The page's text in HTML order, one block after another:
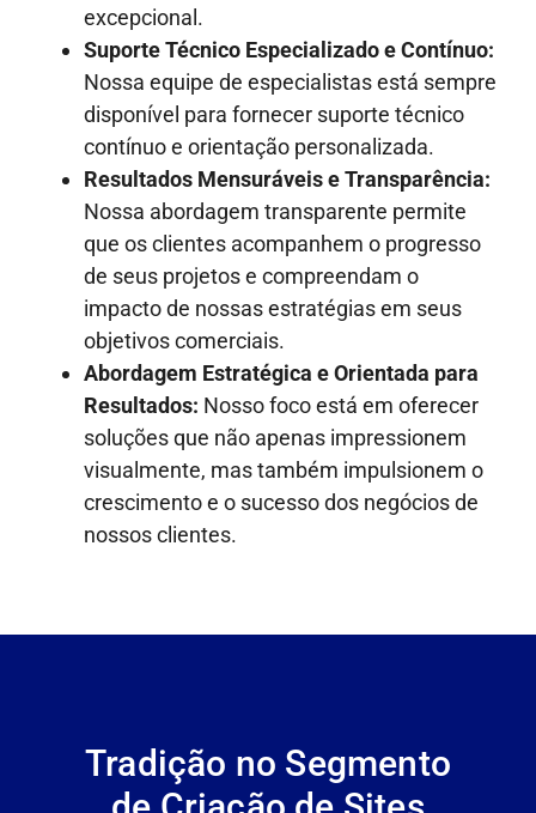
excepcional.
Suporte Técnico Especializado e Contínuo:
Nossa equipe de especialistas está sempre
disponível para fornecer suporte técnico
contínuo e orientação personalizada.
Resultados Mensuráveis e Transparência:
Nossa abordagem transparente permite
que os clientes acompanhem o progresso
de seus projetos e compreendam o
impacto de nossas estratégias em seus
objetivos comerciais.
Abordagem Estratégica e Orientada para
Resultados: Nosso foco está em oferecer
soluções que não apenas impressionem
visualmente, mas também impulsionem o
crescimento e o sucesso dos negócios de
nossos clientes.
Tradição no Segmento